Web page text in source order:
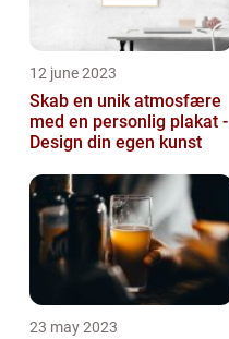
12 june 2023
Skab en unik atmosfære
med en personlig plakat -
Design din egen kunst
23 may 2023